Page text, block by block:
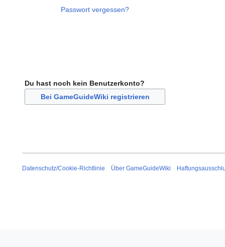
Passwort vergessen?
Du hast noch kein Benutzerkonto?
Bei GameGuideWiki registrieren
Datenschutz/Cookie-Richtlinie Über GameGuideWiki